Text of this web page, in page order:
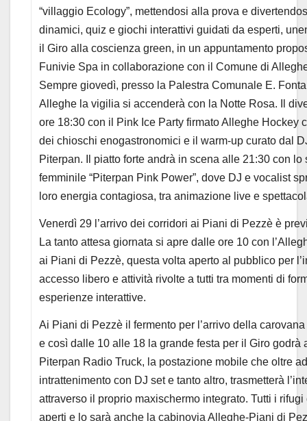
“villaggio Ecology”, mettendosi alla prova e
dinamici, quiz e giochi interattivi guidati da esperti,
il Giro alla coscienza green, in un appuntamento
Funivie Spa in collaborazione con il Comune di
Sempre giovedì, presso la Palestra Comunale E.
Alleghe la vigilia si accenderà con la Notte Rosa. Il
ore 18:30 con il Pink Ice Party firmato Alleghe Hockey
dei chioschi enogastronomici e il warm-up curato dal
Piterpan. Il piatto forte andrà in scena alle 21:30 con lo
femminile “Piterpan Pink Power”, dove DJ e vocalist
loro energia contagiosa, tra animazione live e
Venerdì 29 l’arrivo dei corridori ai Piani di Pezzè è
La tanto attesa giornata si apre dalle ore 10 con
ai Piani di Pezzè, questa volta aperto al pubblico per
accesso libero e attività rivolte a tutti tra momenti di
esperienze interattive.
Ai Piani di Pezzè il fermento per l’arrivo della
e così dalle 10 alle 18 la grande festa per il Giro godrà
Piterpan Radio Truck, la postazione mobile che oltre
intrattenimento con DJ set e tanto altro, trasmetterà
attraverso il proprio maxischermo integrato. Tutti i
aperti e lo sarà anche la cabinovia Alleghe-Piani di